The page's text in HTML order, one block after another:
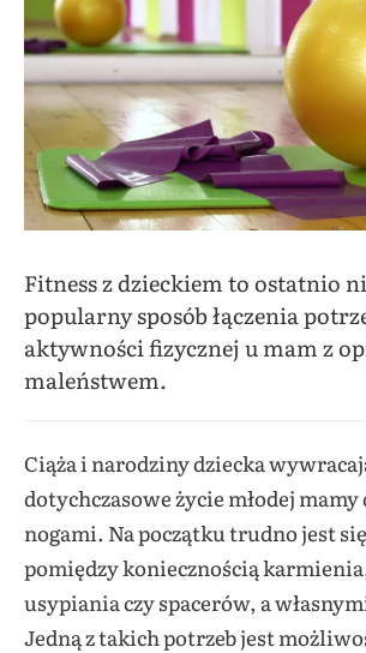
Fitness z dzieckiem to ostatnio
popularny sposób łączenia
aktywności fizycznej u mam z
maleństwem.
Ciąża i narodziny dziecka
dotychczasowe życie młodej mamy
nogami. Na początku trudno jest
pomiędzy koniecznością
usypiania czy spacerów, a
Jedną z takich potrzeb jest